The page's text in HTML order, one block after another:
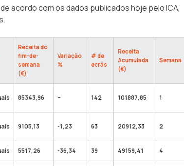
acordo com os dados publicados hoje pelo ICA,
Receita do
fim-de-
semana
(€)
Variação
%
# de
ecrãs
Receita
Acumulada
(€)
Semana
85343,96 – 142 101887,85 1
9105,13 -1,23 63 20912,33 2
5517,26 -36,34 39 49159,41 4